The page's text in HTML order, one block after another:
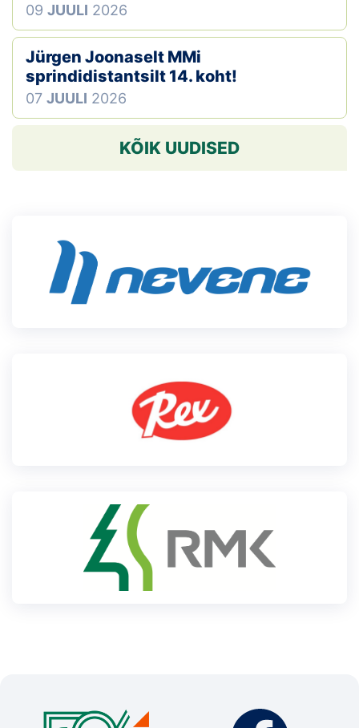
09 JUULI 2026
Jürgen Joonaselt MMi
sprindidistantsilt 14. koht!
07 JUULI 2026
KÕIK UUDISED